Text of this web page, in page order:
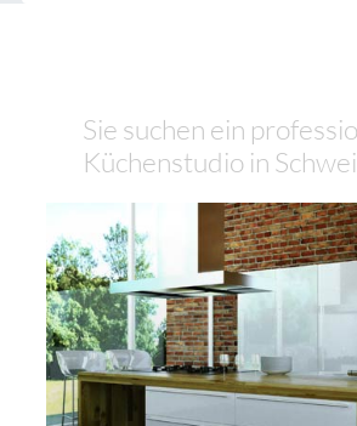
Sie suchen ein
Küchenstudio in